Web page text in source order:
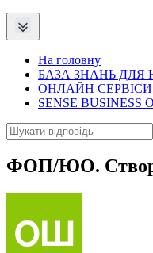
На головну
БАЗА ЗНАНЬ ДЛЯ
ОНЛАЙН СЕРВІСИ
SENSE BUSINESS
ФОП/ЮО.